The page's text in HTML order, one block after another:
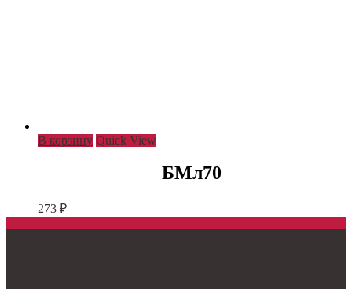
В корзину Quick View
БМл70
273 ₽